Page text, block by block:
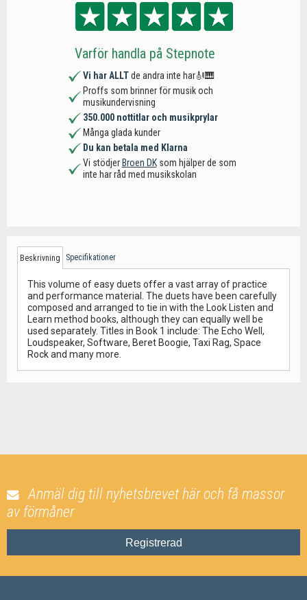
Varför handla på Stepnote
Vi har ALLTde andra inte har🎻🎹
Proffs som brinner för musik och
musikundervisning
350.000 nottitlar och musikprylar
Många glada kunder
Du kan betala med Klarna
Vi stödjer Broen DKsom hjälper de som
inte har råd med musikskolan
Beskrivning Specifikationer
This volume of easy duets offer a vast array of practice
and performance material. The duets have been carefully
composed and arranged to tie in with the Look Listen and
Learn method books, although they can equally well be
used separately. Titles in Book 1 include: The Echo Well,
Loudspeaker, Software, Beret Boogie, Taxi Rag, Space
Rock and many more.
Anmäl dig till nyhetsbrevet här och få massor
av förmåner
Registrerad